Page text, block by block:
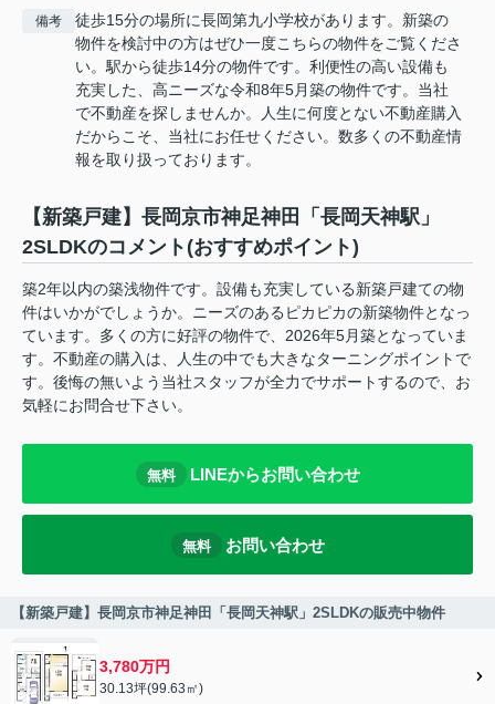
備考
徒歩15分の場所に長岡第九小学校があります。新築の
物件を検討中の方はぜひ一度こちらの物件をご覧くださ
い。駅から徒歩14分の物件です。利便性の高い設備も
充実した、高ニーズな令和8年5月築の物件です。当社
で不動産を探しませんか。人生に何度とない不動産購入
だからこそ、当社にお任せください。数多くの不動産情
報を取り扱っております。
【新築戸建】長岡京市神足神田「長岡天神駅」
2SLDKのコメント(おすすめポイント)
築2年以内の築浅物件です。設備も充実している新築戸建ての物
件はいかがでしょうか。ニーズのあるピカピカの新築物件となっ
ています。多くの方に好評の物件で、2026年5月築となっていま
す。不動産の購入は、人生の中でも大きなターニングポイントで
す。後悔の無いよう当社スタッフが全力でサポートするので、お
気軽にお問合せ下さい。
無料 LINEからお問い合わせ
無料 お問い合わせ
【新築戸建】長岡京市神足神田「長岡天神駅」2SLDKの販売中物件
3,780万円
30.13坪(99.63㎡)